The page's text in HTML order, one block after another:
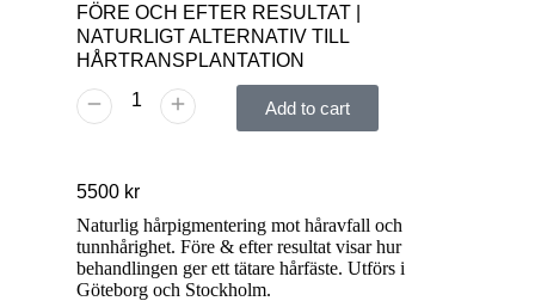
FÖRE OCH EFTER RESULTAT |
NATURLIGT ALTERNATIV TILL
HÅRTRANSPLANTATION
Add to cart
5500 kr
Naturlig hårpigmentering mot håravfall och
tunnhårighet. Före & efter resultat visar hur
behandlingen ger ett tätare hårfäste. Utförs i
Göteborg och Stockholm.